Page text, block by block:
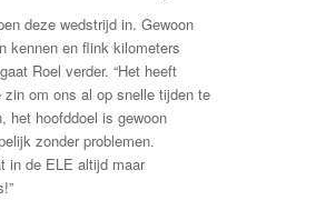
deze wedstrijd in. Gewoon
kennen en flink kilometers
Roel verder. “Het heeft
zin om ons al op snelle tijden te
het hoofddoel is gewoon
zonder problemen.
in de ELE altijd maar